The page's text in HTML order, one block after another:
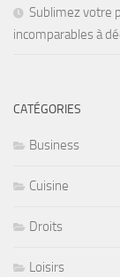
Sublimez votre
incomparables à
CATÉGORIES
Business
Cuisine
Droits
Loisirs